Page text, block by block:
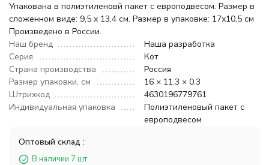
Упакована в полиэтиленовй пакет с европодвесом. Размер в
сложенном виде: 9,5 х 13,4 см. Размер в упаковке: 17х10,5 см
Произведено в России.
Наш бренд
Наша разработка
Серия
Кот
Страна производства
Россия
Размер упаковки, см
16 × 11.3 × 0.3
Штрихкод
4630196779761
Индивидуальная упаковка
Полиэтиленовый пакет с
европодвесом
Оптовый склад :
В наличии 7 шт.